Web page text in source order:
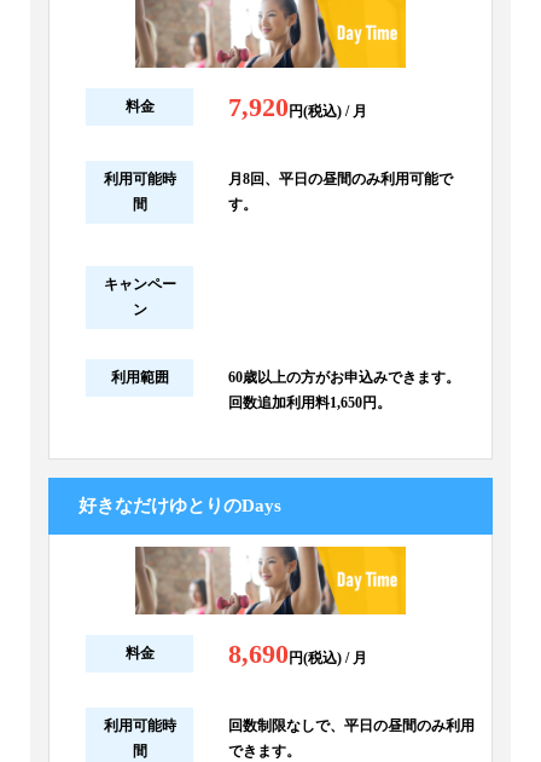
料金 7,920円(税込) / 月
利用可能時
間
月8回、平日の昼間のみ利用可能で
す。
キャンペー
ン
利用範囲
60歳以上の方がお申込みできます。
回数追加利用料1,650円。
好きなだけゆとりのDays
料金 8,690円(税込) / 月
利用可能時
間
回数制限なしで、平日の昼間のみ利用
できます。